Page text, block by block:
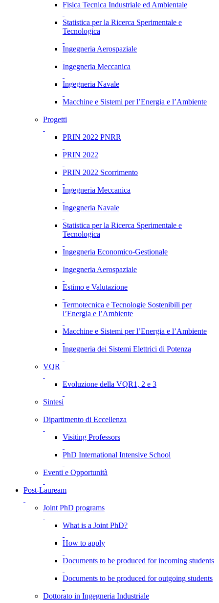
Fisica Tecnica Industriale ed Ambientale
Statistica per la Ricerca Sperimentale e
Tecnologica
Ingegneria Aerospaziale
Ingegneria Meccanica
Ingegneria Navale
Macchine e Sistemi per l’Energia e l’Ambiente
Progetti
PRIN 2022 PNRR
PRIN 2022
PRIN 2022 Scorrimento
Ingegneria Meccanica
Ingegneria Navale
Statistica per la Ricerca Sperimentale e
Tecnologica
Ingegneria Economico-Gestionale
Ingegneria Aerospaziale
Estimo e Valutazione
Termotecnica e Tecnologie Sostenibili per
l’Energia e l’Ambiente
Macchine e Sistemi per l’Energia e l’Ambiente
Ingegneria dei Sistemi Elettrici di Potenza
VQR
Evoluzione della VQR1, 2 e 3
Sintesi
Dipartimento di Eccellenza
Visiting Professors
PhD International Intensive School
Eventi e Opportunità
Post-Lauream
Joint PhD programs
What is a Joint PhD?
How to apply
Documents to be produced for incoming students
Documents to be produced for outgoing students
Dottorato in Ingegneria Industriale